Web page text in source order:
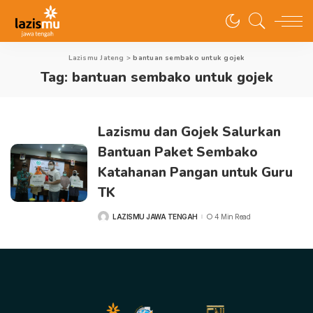
Lazismu Jateng >bantuan sembako untuk gojek
Tag: bantuan sembako untuk gojek
Lazismu dan Gojek Salurkan
Bantuan Paket Sembako
Katahanan Pangan untuk Guru
TK
LAZISMU JAWA TENGAH 4 Min Read